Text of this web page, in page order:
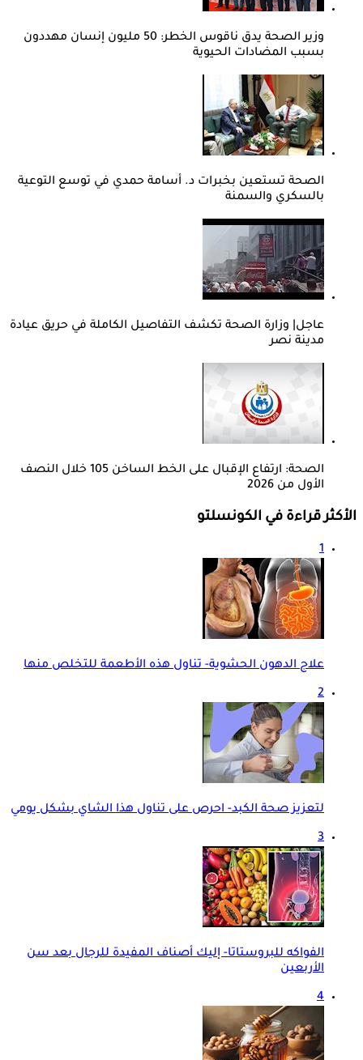
وزير الصحة يدق ناقوس الخطر: 50 مليون إنسان مهددون
بسبب المضادات الحيوية
الصحة تستعين بخبرات د. أسامة حمدي في توسع التوعية
بالسكري والسمنة
عاجل| وزارة الصحة تكشف التفاصيل الكاملة في حريق عيادة
مدينة نصر
الصحة: ارتفاع الإقبال على الخط الساخن 105 خلال النصف
الأول من 2026
الأكثر قراءة في الكونسلتو
1
علاج الدهون الحشوية- تناول هذه الأطعمة للتخلص منها
2
لتعزيز صحة الكبد- احرص على تناول هذا الشاي بشكل يومي
3
الفواكه للبروستاتا- إليك أصناف المفيدة للرجال بعد سن
الأربعين
4